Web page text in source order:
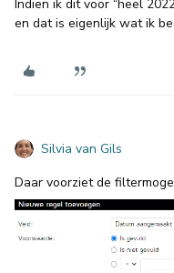
Indien ik dit voor “heel
en dat is eigenlijk wat ik
Silvia van Gils
Daar voorziet de